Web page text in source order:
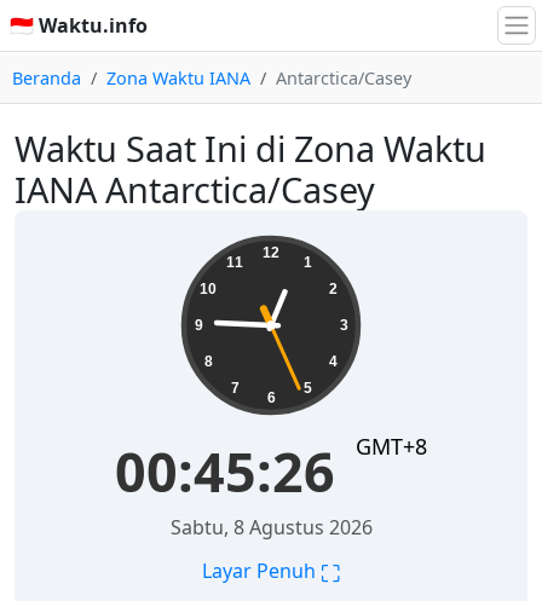
🇮🇩 Waktu.info
Beranda Zona Waktu IANA Antarctica/Casey
Waktu Saat Ini di Zona Waktu
IANA Antarctica/Casey
12
1
2
3
4
5
6
7
8
9
10
11
00:45:26 GMT+8
Sabtu, 8 Agustus 2026
Layar Penuh ⛶